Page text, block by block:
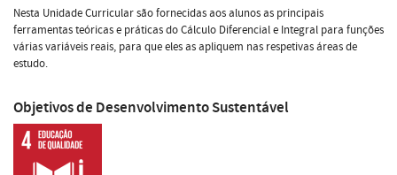
Nesta Unidade Curricular são fornecidas aos alunos as principais
ferramentas teóricas e práticas do Cálculo Diferencial e Integral para funções
várias variáveis reais, para que eles as apliquem nas respetivas áreas de
estudo.
Objetivos de Desenvolvimento Sustentável